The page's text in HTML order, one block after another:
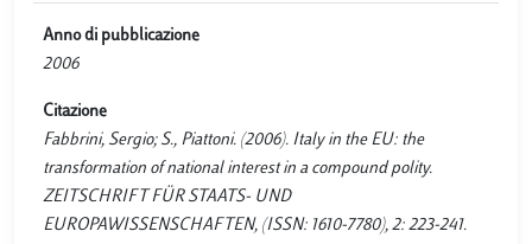
Anno di pubblicazione
2006
Citazione
Fabbrini, Sergio; S., Piattoni. (2006). Italy in the EU: the
transformation of national interest in a compound polity.
ZEITSCHRIFT FÜR STAATS- UND
EUROPAWISSENSCHAFTEN, (ISSN: 1610-7780), 2: 223-241.